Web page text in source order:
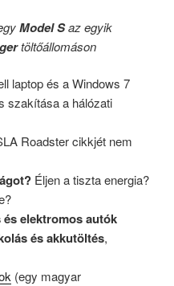
Model Saz egyik
töltőállomáson
laptop és a Windows 7
szakítása a hálózati
Roadster cikkjét nem
Éljen a tiszta energia?
és elektromos autók
és akkutöltés,
(egy magyar